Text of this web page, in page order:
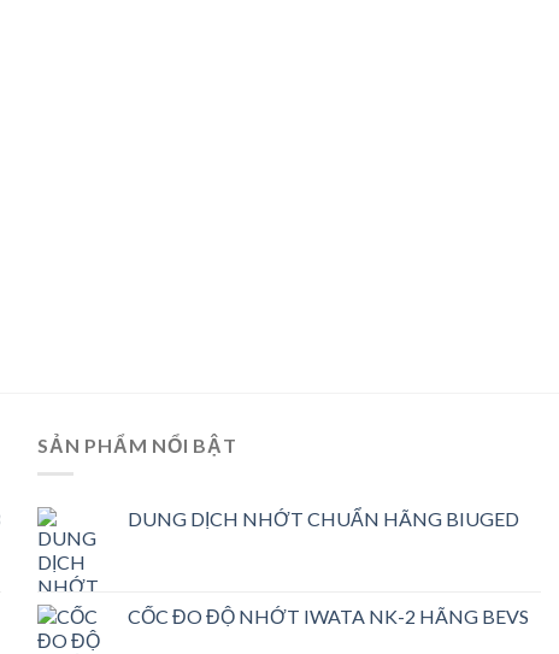
SẢN PHẨM NỔI BẬT
DUNG DỊCH NHỚT CHUẨN HÃNG BIUGED
CỐC ĐO ĐỘ NHỚT IWATA NK-2 HÃNG BEVS